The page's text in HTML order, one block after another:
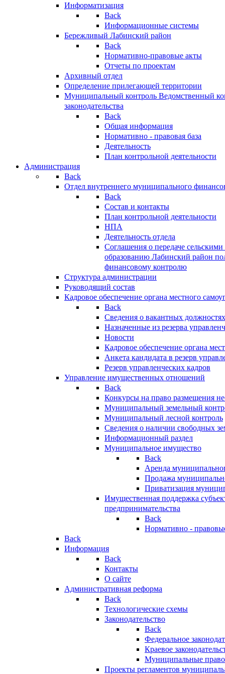
Информатизация
Back
Информационные системы
Бережливый Лабинский район
Back
Нормативно-правовые акты
Отчеты по проектам
Архивный отдел
Определение прилегающей территории
Муниципальный контроль Ведомственный
законодательства
Back
Общая информация
Нормативно - правовая база
Деятельность
План контрольной деятельности
Администрация
Back
Отдел внутреннего муниципального
Back
Состав и контакты
План контрольной деятельности
НПА
Деятельность отдела
Соглашения о передаче
образованию Лабинский район
финансовому контролю
Структура администрации
Руководящий состав
Кадровое обеспечение органа местного
Back
Сведения о вакантных
Назначенные из резерва
Новости
Кадровое обеспечение органа
Анкета кандидата в резерв
Резерв управленческих кадров
Управление имущественных отношений
Back
Конкурсы на право размещения
Муниципальный земельный
Муниципальный лесной контроль
Сведения о наличии свободных
Информационный раздел
Муниципальное имущество
Back
Аренда
Продажа
Приватизация
Имущественная поддержка
предпринимательства
Back
Нормативно -
Back
Информация
Back
Контакты
О сайте
Административная реформа
Back
Технологические схемы
Законодательство
Back
Федеральное
Краевое
Муниципальные
Проекты регламентов